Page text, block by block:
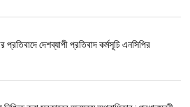
প্রতিবাদে দেশব্যাপী প্রতিবাদ কর্মসূচি এনসিপির